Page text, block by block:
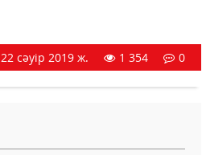
22 сәуір 2019 ж. 1 354 0